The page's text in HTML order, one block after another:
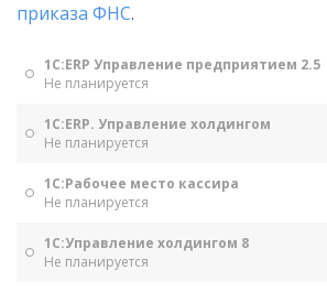
приказа ФНС.
1С:ERP Управление предприятием 2.5
Не планируется
1С:ERP. Управление холдингом
Не планируется
1С:Рабочее место кассира
Не планируется
1С:Управление холдингом 8
Не планируется